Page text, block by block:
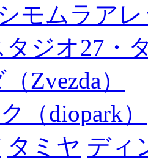
モムラア
タジオ27・
Zvezda）
（diopark）
タミヤ ディ